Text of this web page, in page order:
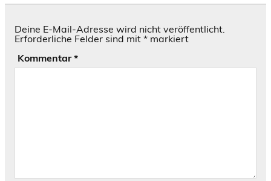
Deine E-Mail-Adresse wird nicht veröffentlicht.
Erforderliche Felder sind mit * markiert
Kommentar*